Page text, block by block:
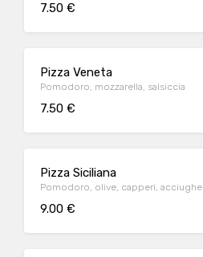
7.50 €
Pizza Veneta
Pomodoro, mozzarella, salsiccia
7.50 €
Pizza Siciliana
Pomodoro, olive, capperi, acciughe
9.00 €